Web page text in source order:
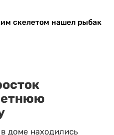
скелетом нашел рыбак
доме находились